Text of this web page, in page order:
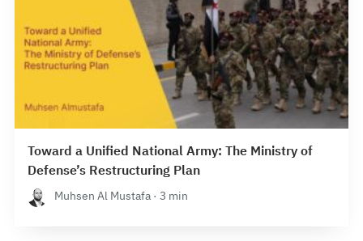
Toward a Unified National Army: The Ministry of
Defense’s Restructuring Plan
Muhsen Al Mustafa · 3 min